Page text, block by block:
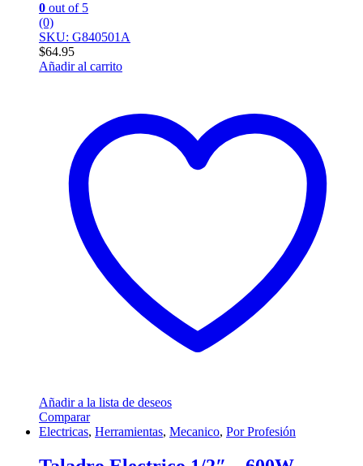
0 out of 5
(0)
SKU: G840501A
$64.95
Añadir al carrito
Añadir a la lista de deseos
Comparar
Electricas, Herramientas, Mecanico, Por Profesión